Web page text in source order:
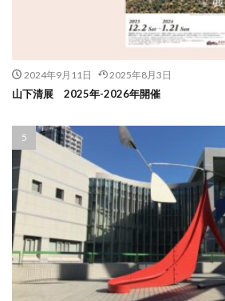
2024年9月11日 2025年8月3日
山下清展 2025年-2026年開催